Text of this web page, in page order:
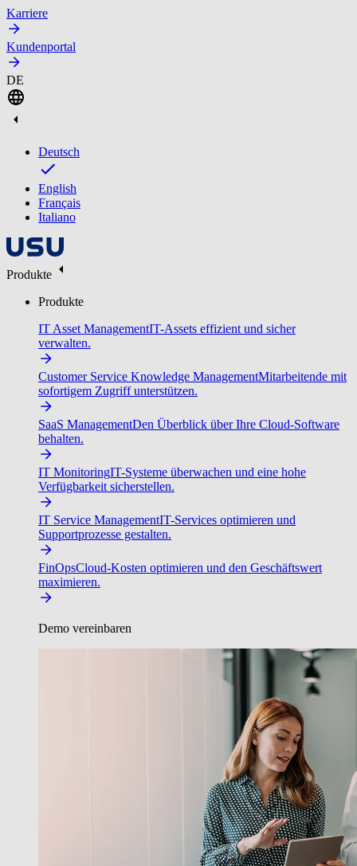
Karriere
Kundenportal
DE
Deutsch
English
Français
Italiano
Produkte
Produkte
IT Asset ManagementIT-Assets effizient und sicher
verwalten.
Customer Service Knowledge ManagementMitarbeitende mit
sofortigem Zugriff unterstützen.
SaaS ManagementDen Überblick über Ihre Cloud-Software
behalten.
IT MonitoringIT-Systeme überwachen und eine hohe
Verfügbarkeit sicherstellen.
IT Service ManagementIT-Services optimieren und
Supportprozesse gestalten.
FinOpsCloud-Kosten optimieren und den Geschäftswert
maximieren.
Demo vereinbaren